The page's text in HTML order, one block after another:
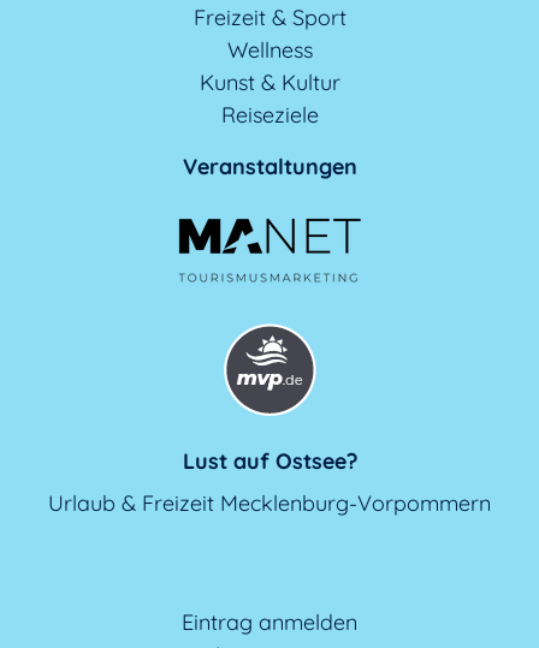
Freizeit & Sport
Wellness
Kunst & Kultur
Reiseziele
Veranstaltungen
Lust auf Ostsee?
Urlaub & Freizeit Mecklenburg-Vorpommern
Eintrag anmelden